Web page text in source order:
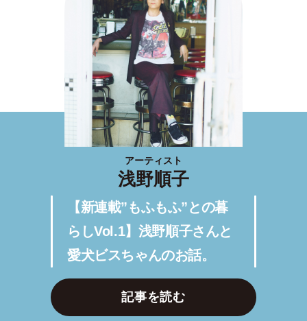
アーティスト
浅野順子
【新連載”もふもふ”との暮
らしVol.1】浅野順子さんと
愛犬ビスちゃんのお話。
記事を読む